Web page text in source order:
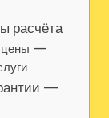
расчёта
цены —
—